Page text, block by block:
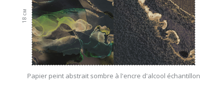
18
см
Papier peint abstrait sombre à l'encre d'alcool échantillon